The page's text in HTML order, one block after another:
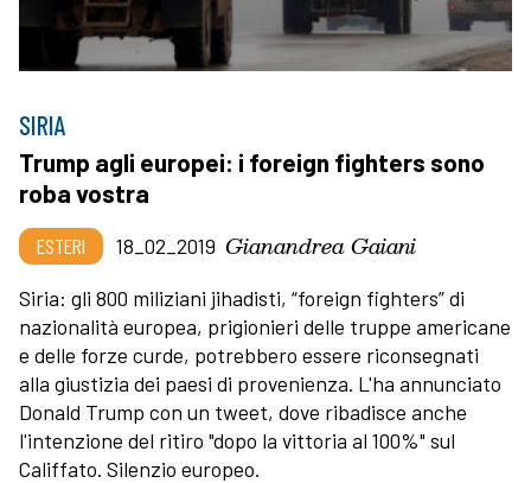
SIRIA
Trump agli europei: i foreign fighters sono
roba vostra
ESTERI 18_02_2019 Gianandrea Gaiani
Siria: gli 800 miliziani jihadisti, “foreign fighters” di
nazionalità europea, prigionieri delle truppe americane
e delle forze curde, potrebbero essere riconsegnati
alla giustizia dei paesi di provenienza. L'ha annunciato
Donald Trump con un tweet, dove ribadisce anche
l'intenzione del ritiro "dopo la vittoria al 100%" sul
Califfato. Silenzio europeo.